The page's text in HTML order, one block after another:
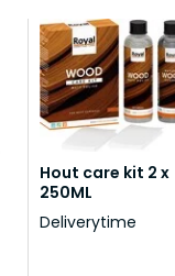
Hout care kit 2 x
250ML
Deliverytime